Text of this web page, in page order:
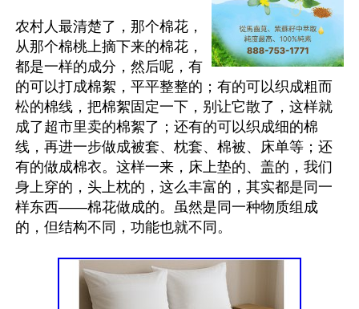
农村人最清楚了，那个棉花，
从那个棉桃上摘下来的棉花，
都是一样的成分，然后呢，有
的可以打成棉絮，平平整整的；有的可以织成粗而
松的棉线，把棉絮固定一下，别让它散了，这样就
成了超市里卖的棉絮了；还有的可以织成细的棉
线，再进一步做成被套、枕套、棉被、床单等；还
有的做成棉衣。这样一来，床上垫的、盖的，我们
身上穿的，头上枕的，这么丰富的，其实都是同一
样东西——棉花做成的。虽然是同一种物质组成
的，但结构不同，功能也就不同。